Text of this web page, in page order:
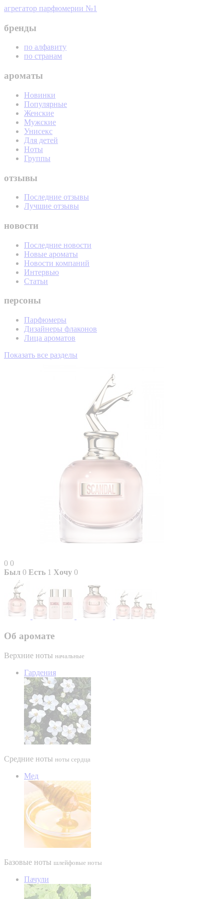
агрегатор парфюмерии №1
бренды
по алфавиту
по странам
ароматы
Новинки
Популярные
Женские
Мужские
Унисекс
Для детей
Ноты
Группы
отзывы
Последние отзывы
Лучшие отзывы
новости
Последние новости
Новые ароматы
Новости компаний
Интервью
Статьи
персоны
Парфюмеры
Дизайнеры флаконов
Лица ароматов
Показать все разделы
0 0
Был 0 Есть 1 Хочу 0
Об аромате
Верхние ноты начальные
Гардения
Средние ноты ноты сердца
Мед
Базовые ноты шлейфовые ноты
Пачули